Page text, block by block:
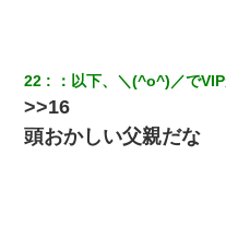
22 ： 以下、＼(^o^)／で
>>16
頭おかしい父親だな